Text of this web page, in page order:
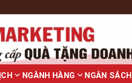
NGÀNH HÀNG NGÂN SÁCH